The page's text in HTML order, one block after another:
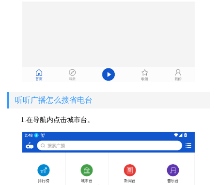
听听广播怎么搜省电台
1.在导航内点击城市台。